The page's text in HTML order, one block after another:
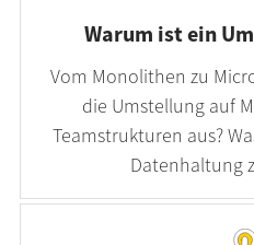
Warum ist ein
Vom Monolithen zu
die Umstellung auf
Teamstrukturen aus?
Datenhaltung